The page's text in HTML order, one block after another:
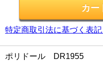
特定商取引法に基づく表
ポリドール DR1955